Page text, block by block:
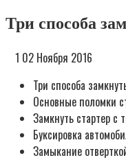
Три способа
1 02 Ноября 2016
Три способа
Основные поломки
Замкнуть стартер с
Буксировка
Замыкание